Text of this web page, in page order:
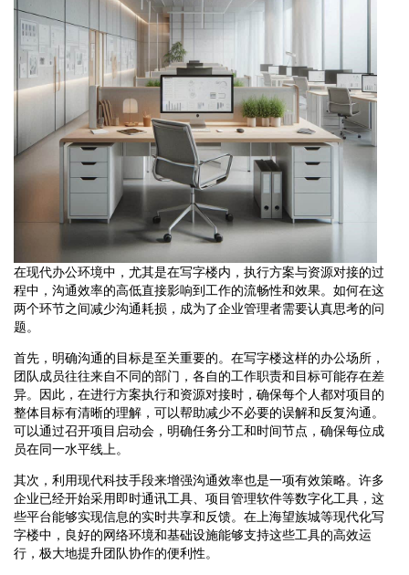
在现代办公环境中，尤其是在写字楼内，执行方案与资源对接的过
程中，沟通效率的高低直接影响到工作的流畅性和效果。如何在这
两个环节之间减少沟通耗损，成为了企业管理者需要认真思考的问
题。
首先，明确沟通的目标是至关重要的。在写字楼这样的办公场所，
团队成员往往来自不同的部门，各自的工作职责和目标可能存在差
异。因此，在进行方案执行和资源对接时，确保每个人都对项目的
整体目标有清晰的理解，可以帮助减少不必要的误解和反复沟通。
可以通过召开项目启动会，明确任务分工和时间节点，确保每位成
员在同一水平线上。
其次，利用现代科技手段来增强沟通效率也是一项有效策略。许多
企业已经开始采用即时通讯工具、项目管理软件等数字化工具，这
些平台能够实现信息的实时共享和反馈。在上海望族城等现代化写
字楼中，良好的网络环境和基础设施能够支持这些工具的高效运
行，极大地提升团队协作的便利性。